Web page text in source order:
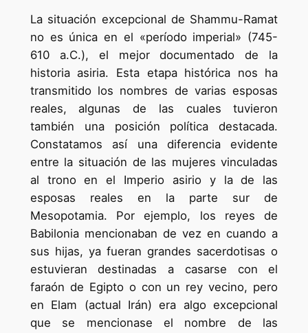
La situación excepcional de Shammu-Ramat
no es única en el «período imperial» (745-
610 a.C.), el mejor documentado de la
historia asiria. Esta etapa histórica nos ha
transmitido los nombres de varias esposas
reales, algunas de las cuales tuvieron
también una posición política destacada.
Constatamos así una diferencia evidente
entre la situación de las mujeres vinculadas
al trono en el Imperio asirio y la de las
esposas reales en la parte sur de
Mesopotamia. Por ejemplo, los reyes de
Babilonia mencionaban de vez en cuando a
sus hijas, ya fueran grandes sacerdotisas o
estuvieran destinadas a casarse con el
faraón de Egipto o con un rey vecino, pero
en Elam (actual Irán) era algo excepcional
que se mencionase el nombre de las